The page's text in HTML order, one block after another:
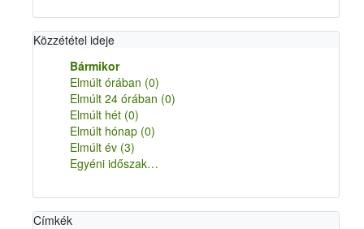
Közzététel ideje
Bármikor
Elmúlt órában (0)
Elmúlt 24 órában (0)
Elmúlt hét (0)
Elmúlt hónap (0)
Elmúlt év (3)
Egyéni időszak…
Címkék